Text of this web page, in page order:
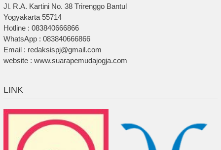
Jl. R.A. Kartini No. 38 Trirenggo Bantul
Yogyakarta 55714
Hotline : 083840666866
WhatsApp : 083840666866
Email : redaksispj@gmail.com
website : www.suarapemudajogja.com
LINK